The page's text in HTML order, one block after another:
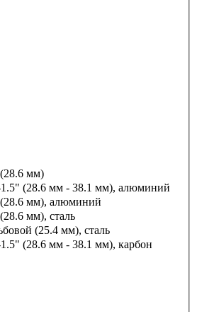
мм)
(28.6 мм - 38.1 мм), алюминий
мм), алюминий
мм), сталь
(25.4 мм), сталь
(28.6 мм - 38.1 мм), карбон